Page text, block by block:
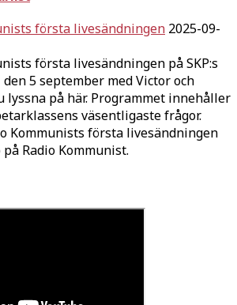
första livesändningen 2025-09-
första livesändningen på SKP:s
5 september med Victor och
lyssna på här. Programmet innehåller
väsentligaste frågor.
Kommunists första livesändningen
Radio Kommunist.